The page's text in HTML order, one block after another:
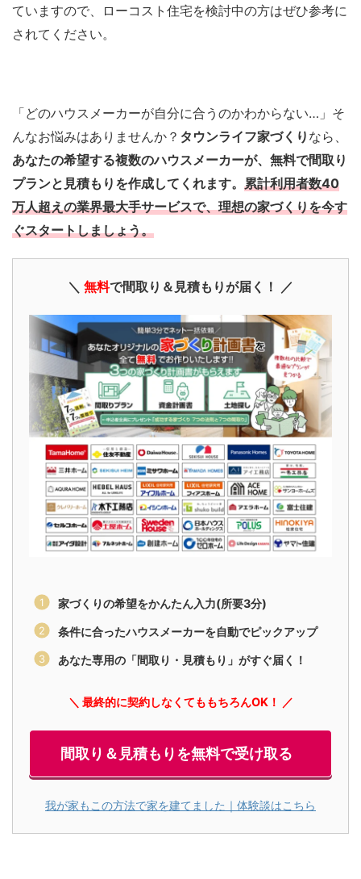
ていますので、ローコスト住宅を検討中の方はぜひ参考に
されてください。
「どのハウスメーカーが自分に合うのかわからない…」そ
んなお悩みはありませんか？ タウンライフ家づくり なら、
あなたの希望する複数のハウスメーカーが、無料で間取り
プランと見積もりを作成してくれます。 累計利用者数40
万人超えの業界最大手サービスで、理想の家づくりを今す
ぐスタートしましょう。
＼ 無料で間取り＆見積もりが届く！ ／
家づくりの希望をかんたん入力(所要3分)
条件に合ったハウスメーカーを自動でピックアップ
あなた専用の「間取り・見積もり」がすぐ届く！
＼ 最終的に契約しなくてももちろんOK！ ／
間取り＆見積もりを無料で受け取る
我が家もこの方法で家を建てました｜体験談はこちら